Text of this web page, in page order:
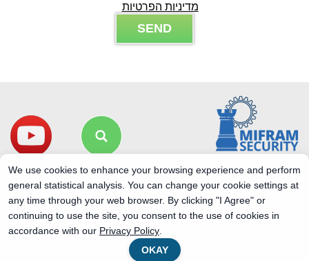
מדיניות הפרטיות
a
s
s
e
i
e
s
e
OKAY
We use cookies to enhance your browsing experience and perform
general statistical analysis. You can change your cookie settings at
any time through your web browser. By clicking "I Agree" or
continuing to use the site, you consent to the use of cookies in
accordance with our Privacy Policy
השימוש באתר מהווה את הסכמתך למדיניות הפרטיות ולשימוש במידע
כמפורט בה. אם אינך מסכים/ה – אנא הימנע/י משימוש באתר
פרטים מקטינים – המידע יימחק